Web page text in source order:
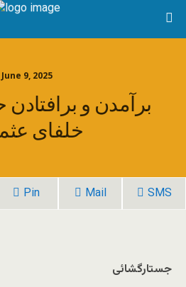
June 9, 2025
برآمدن و
خلفای
Pin Mail SMS
جستارگشائی